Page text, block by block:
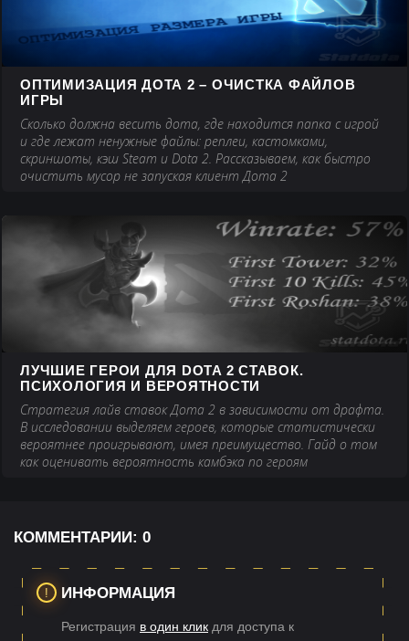
ОПТИМИЗАЦИЯ ДОТА 2 – ОЧИСТКА ФАЙЛОВ
ИГРЫ
Сколько должна весить дота, где находится папка с игрой
и где лежат ненужные файлы: реплеи, кастомками,
скриншоты, кэш Steam и Dota 2. Рассказываем, как быстро
очистить мусор не запуская клиент Дота 2
ЛУЧШИЕ ГЕРОИ ДЛЯ DOTA 2 СТАВОК.
ПСИХОЛОГИЯ И ВЕРОЯТНОСТИ
Стратегия лайв ставок Дота 2 в зависимости от драфта.
В исследовании выделяем героев, которые статистически
вероятнее проигрывают, имея преимущество. Гайд о том
как оценивать вероятность камбэка по героям
КОММЕНТАРИИ: 0
ИНФОРМАЦИЯ
Регистрация в один клик для доступа к